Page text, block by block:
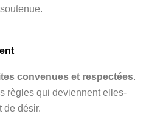
convenues et respectées.
règles qui deviennent elles-
de désir.